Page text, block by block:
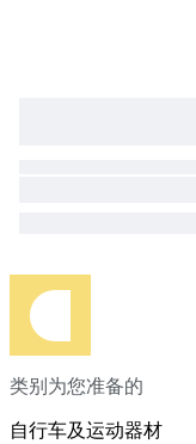
类别为您准备的
自行车及运动器材